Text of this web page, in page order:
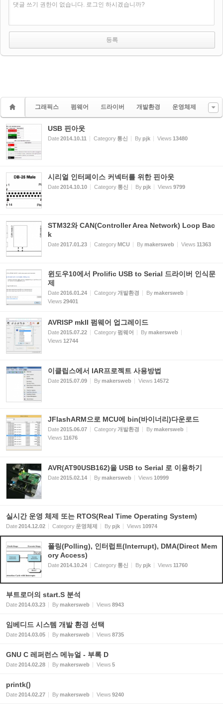
댓글 쓰기 권한이 없습니다. 로그인 하시겠습니까?
그래픽스 펌웨어 드라이버 개발환경 운영체제
USB 핀아웃
Date2014.10.11 Category 통신 Bypjk Views 13480
시리얼 인터페이스 커넥터를 위한 핀아웃
Date2014.10.10 Category 통신 Bypjk Views 9799
STM32와 CAN(Controller Area Network) Loop Bac
k
Date2017.01.23 CategoryMCU Bymakersweb Views 11363
윈도우10에서 Prolific USB to Serial 드라이버 인식문
제
Date2016.01.24 Category 개발환경 Bymakersweb
Views 29401
AVRISP mkII 펌웨어 업그레이드
Date2015.07.22 Category펌웨어 Bymakersweb
Views 12744
이클립스에서 IAR프로젝트 사용방법
Date2015.07.09 Bymakersweb Views 14572
JFlashARM으로 MCU에 bin(바이너리)다운로드
Date2015.06.07 Category 개발환경 Bymakersweb
Views 11676
AVR(AT90USB162)을 USB to Serial 로 이용하기
Date2015.02.14 Bymakersweb Views 10999
실시간 운영 체제 또는 RTOS(Real Time Operating System)
Date2014.12.02 Category 운영체제 Bypjk Views 10974
폴링(Polling), 인터럽트(Interrupt), DMA(Direct Mem
ory Access)
Date2014.10.24 Category 통신 Bypjk Views 11760
부트로더의 start.S 분석
Date2014.03.23 Bymakersweb Views 8943
임베디드 시스템 개발 환경 선택
Date2014.03.05 Bymakersweb Views 8735
GNU C 레퍼런스 메뉴얼 - 부록 D
Date2014.02.28 Bymakersweb Views 5
printk()
Date2014.02.27 Bymakersweb Views 9240